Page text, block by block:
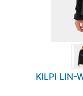
KILPI LIN-